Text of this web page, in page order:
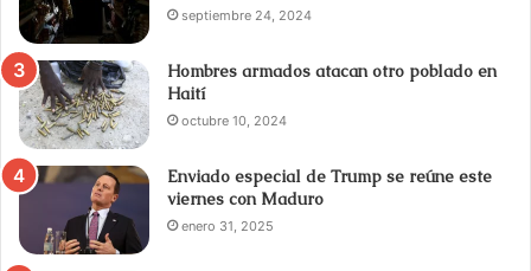
septiembre 24, 2024
Hombres armados atacan otro poblado en
Haití
octubre 10, 2024
Enviado especial de Trump se reúne este
viernes con Maduro
enero 31, 2025